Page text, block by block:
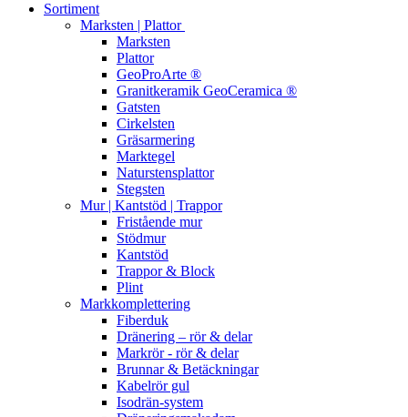
Sortiment
Marksten | Plattor
Marksten
Plattor
GeoProArte ®
Granitkeramik GeoCeramica ®
Gatsten
Cirkelsten
Gräsarmering
Marktegel
Naturstensplattor
Stegsten
Mur | Kantstöd | Trappor
Fristående mur
Stödmur
Kantstöd
Trappor & Block
Plint
Markkomplettering
Fiberduk
Dränering – rör & delar
Markrör - rör & delar
Brunnar & Betäckningar
Kabelrör gul
Isodrän-system